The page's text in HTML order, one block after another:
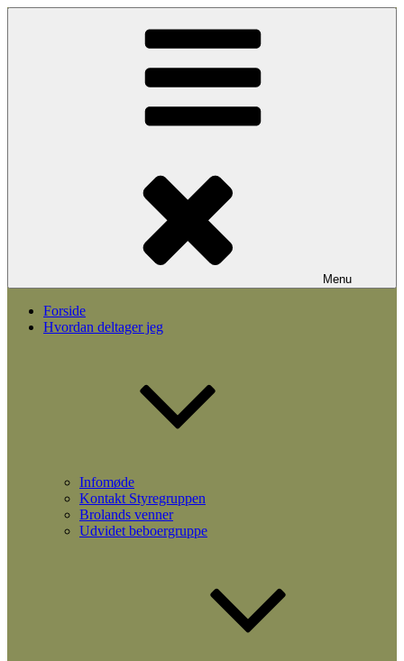
Videre
Menu
Forside
Hvordan deltager jeg
Infomøde
Kontakt Styregruppen
Brolands venner
Udvidet beboergruppe